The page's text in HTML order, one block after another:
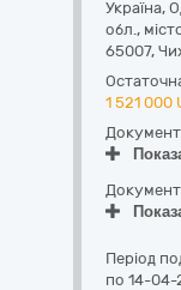
Україна,
обл.,
65007,
1 521 000
Період
по 14-